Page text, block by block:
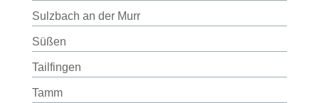
Sulzbach an der Murr
Süßen
Tailfingen
Tamm